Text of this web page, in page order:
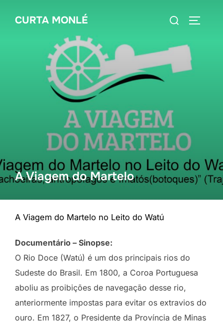
paraCURTA MONLÉ
Pesquisar
A Viagem do Martelo
A Viagem do Martelo no Leito do Watú
Documentário – Sinopse:
O Rio Doce (Watú) é um dos principais rios do
Sudeste do Brasil. Em 1800, a Coroa Portuguesa
aboliu as proibições de navegação desse rio,
anteriormente impostas para evitar os extravios do
ouro. Em 1827, o Presidente da Província de Minas